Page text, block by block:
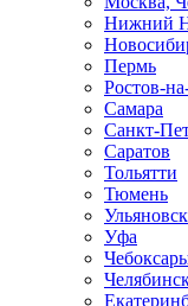
Нижний
Пермь
Ростов-
Самара
Санкт-
Саратов
Тольятти
Тюмень
Ульяновск
Уфа